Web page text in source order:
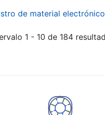
de material
1 - 10 de 184